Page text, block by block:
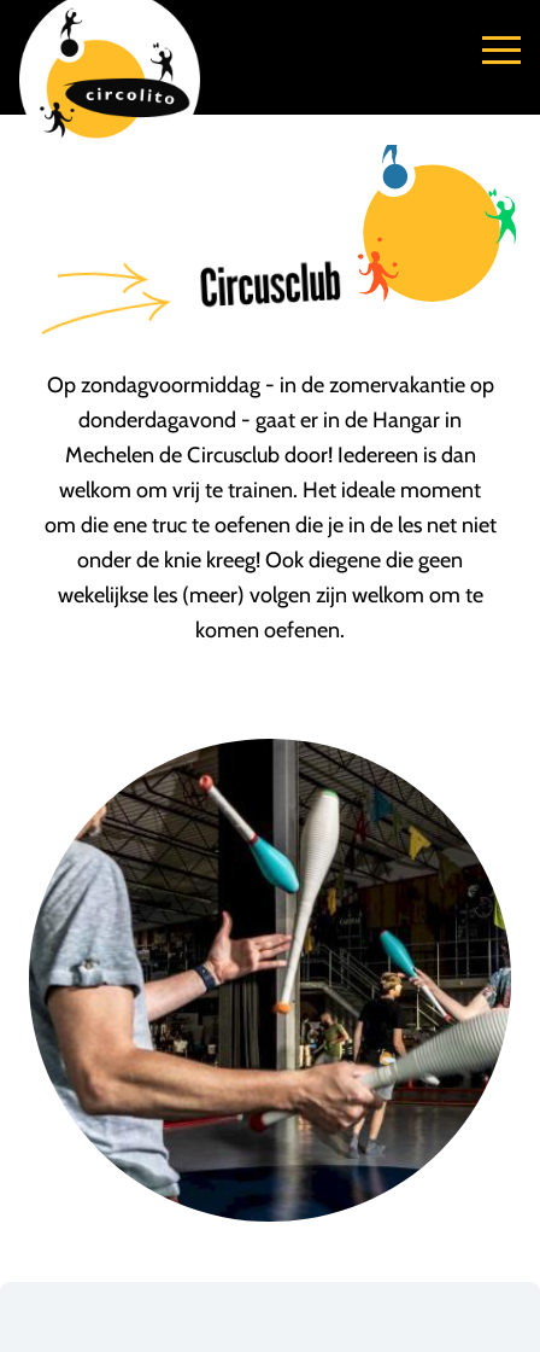
Circusclub
Op zondagvoormiddag - in de zomervakantie op
donderdagavond - gaat er in de Hangar in
Mechelen de Circusclub door! Iedereen is dan
welkom om vrij te trainen. Het ideale moment
om die ene truc te oefenen die je in de les net niet
onder de knie kreeg! Ook diegene die geen
wekelijkse les (meer) volgen zijn welkom om te
komen oefenen.